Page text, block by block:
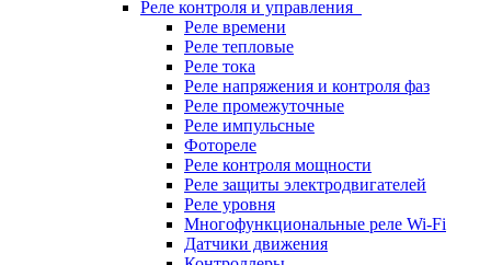
Реле контроля и управления
Реле времени
Реле тепловые
Реле тока
Реле напряжения и контроля фаз
Реле промежуточные
Реле импульсные
Фотореле
Реле контроля мощности
Реле защиты электродвигателей
Реле уровня
Многофункциональные реле Wi-Fi
Датчики движения